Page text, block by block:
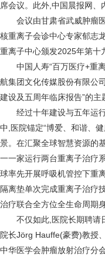
席会议。此外,中国晨报网
会议由甘肃省武威肿瘤医
核重离子会诊中心专家郁志
重离子中心颁发2025年第十
中国人寿“百万医疗+重离
航集团文化传媒股份有限公
建设及五周年临床报告”的
经过十年建设与五年运行
中,医院锚定“博爱、和谐、
景。在汇聚全球智慧资源的
一一家运行两台重离子治疗
球率先开展呼吸机管控下重
隔离垫单次完成重离子治疗
治疗联合全方位全生命周期
不仅如此,医院长期聘请日
院长Jörg Hauffe(豪费)教授
中华医学会肿瘤放射治疗分